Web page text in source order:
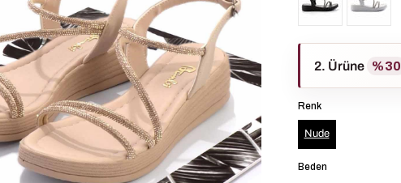
2. Ürüne %30
Renk
Nude
Beden